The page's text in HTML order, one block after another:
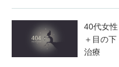
40代女
＋目の
治療